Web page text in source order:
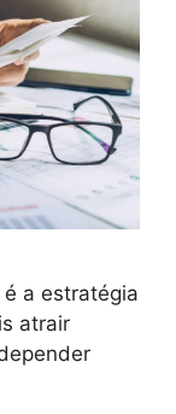
a estratégia
atrair